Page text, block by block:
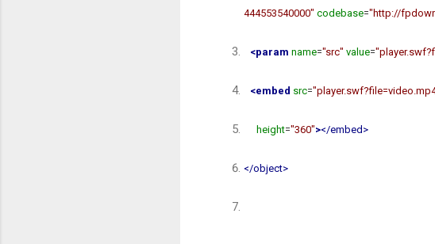
444553540000" codebase="http://
<param name="src" value=
<embed src=
height="360"></embed>
</object>